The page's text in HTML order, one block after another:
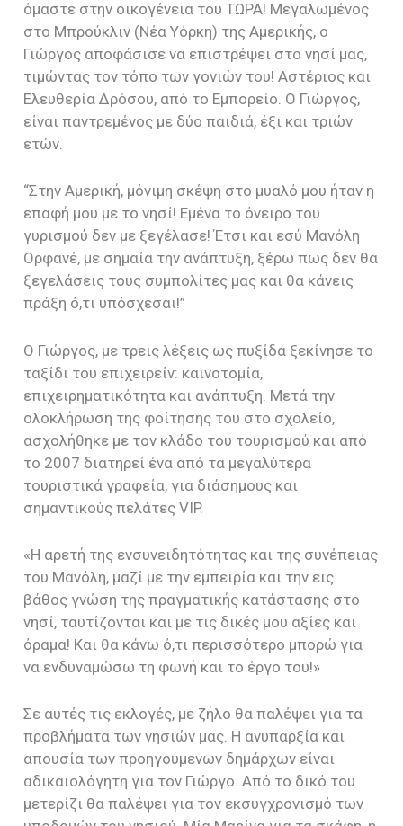
όμαστε στην οικογένεια του ΤΩΡΑ! Μεγαλωμένος
στο Μπρούκλιν (Νέα Υόρκη) της Αμερικής, ο
Γιώργος αποφάσισε να επιστρέψει στο νησί μας,
τιμώντας τον τόπο των γονιών του! Αστέριος και
Ελευθερία Δρόσου, από το Εμπορείο. Ο Γιώργος,
είναι παντρεμένος με δύο παιδιά, έξι και τριών
ετών.
“Στην Αμερική, μόνιμη σκέψη στο μυαλό μου ήταν η
επαφή μου με το νησί! Εμένα το όνειρο του
γυρισμού δεν με ξεγέλασε! Έτσι και εσύ Μανόλη
Ορφανέ, με σημαία την ανάπτυξη, ξέρω πως δεν θα
ξεγελάσεις τους συμπολίτες μας και θα κάνεις
πράξη ό,τι υπόσχεσαι!”
Ο Γιώργος, με τρεις λέξεις ως πυξίδα ξεκίνησε το
ταξίδι του επιχειρείν: καινοτομία,
επιχειρηματικότητα και ανάπτυξη. Μετά την
ολοκλήρωση της φοίτησης του στο σχολείο,
ασχολήθηκε με τον κλάδο του τουρισμού και από
το 2007 διατηρεί ένα από τα μεγαλύτερα
τουριστικά γραφεία, για διάσημους και
σημαντικούς πελάτες VIP.
«Η αρετή της ενσυνειδητότητας και της συνέπειας
του Μανόλη, μαζί με την εμπειρία και την εις
βάθος γνώση της πραγματικής κατάστασης στο
νησί, ταυτίζονται και με τις δικές μου αξίες και
όραμα! Και θα κάνω ό,τι περισσότερο μπορώ για
να ενδυναμώσω τη φωνή και το έργο του!»
Σε αυτές τις εκλογές, με ζήλο θα παλέψει για τα
προβλήματα των νησιών μας. Η ανυπαρξία και
απουσία των προηγούμενων δημάρχων είναι
αδικαιολόγητη για τον Γιώργο. Από το δικό του
μετερίζι θα παλέψει για τον εκσυγχρονισμό των